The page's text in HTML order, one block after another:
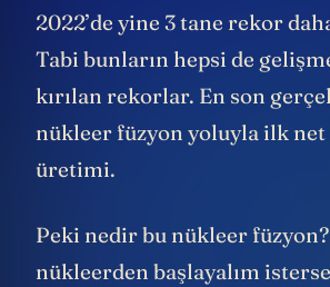
2022’de yine 3 tane rekor
Tabi bunların hepsi de
kırılan rekorlar. En son
nükleer füzyon yoluyla ilk
üretimi.
Peki nedir bu nükleer
nükleerden başlayalım